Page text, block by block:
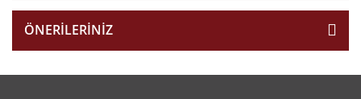
ÖNERILERINIZ